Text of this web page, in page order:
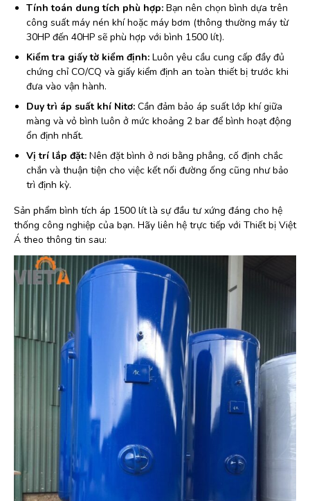
Tính toán dung tích phù hợp: Bạn nên chọn bình dựa trên
công suất máy nén khí hoặc máy bơm (thông thường máy từ
30HP đến 40HP sẽ phù hợp với bình 1500 lít).
Kiểm tra giấy tờ kiểm định: Luôn yêu cầu cung cấp đầy đủ
chứng chỉ CO/CQ và giấy kiểm định an toàn thiết bị trước khi
đưa vào vận hành.
Duy trì áp suất khí Nitơ: Cần đảm bảo áp suất lớp khí giữa
màng và vỏ bình luôn ở mức khoảng 2 bar để bình hoạt động
ổn định nhất.
Vị trí lắp đặt: Nên đặt bình ở nơi bằng phẳng, cố định chắc
chắn và thuận tiện cho việc kết nối đường ống cũng như bảo
trì định kỳ.
Sản phẩm bình tích áp 1500 lít là sự đầu tư xứng đáng cho hệ
thống công nghiệp của bạn. Hãy liên hệ trực tiếp với Thiết bị Việt
Á theo thông tin sau: